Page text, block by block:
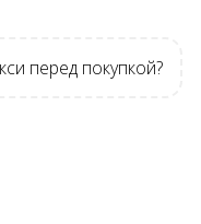
перед покупкой?